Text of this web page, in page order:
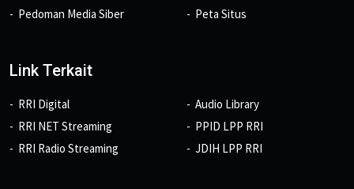
Pedoman Media Siber
Peta Situs
Link Terkait
RRI Digital
RRI NET Streaming
RRI Radio Streaming
Audio Library
PPID LPP RRI
JDIH LPP RRI